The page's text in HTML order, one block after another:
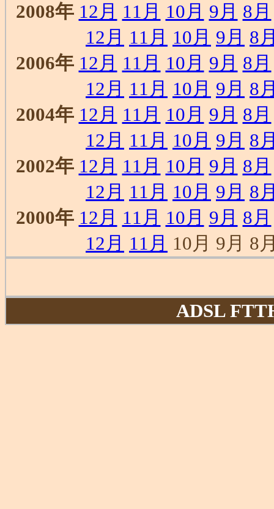
2008年 12月 11月 10月 9月 8月
12月 11月 10月 9月 8
2006年 12月 11月 10月 9月 8月
12月 11月 10月 9月 8
2004年 12月 11月 10月 9月 8月
12月 11月 10月 9月 8
2002年 12月 11月 10月 9月 8月
12月 11月 10月 9月 8
2000年 12月 11月 10月 9月 8月
12月 11月 10月 9月 8
ADSL